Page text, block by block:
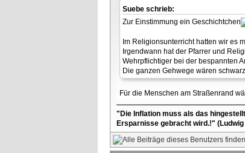
Suebe schrieb:
Zur Einstimmung ein Geschichtchen
Im Religionsunterricht hatten wir es
Irgendwann hat der Pfarrer und
Wehrpflichtiger bei der bespannten
Die ganzen Gehwege wären
Für die Menschen am Straßenrand
"Die Inflation muss als das
Ersparnisse gebracht wird.!"